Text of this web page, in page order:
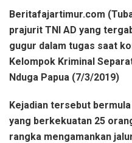
Beritafajartimur.com
prajurit TNI AD yang
gugur dalam tugas saat
Kelompok Kriminal
Nduga Papua (7/3/2019)
Kejadian tersebut
yang berkekuatan 25
rangka mengamankan